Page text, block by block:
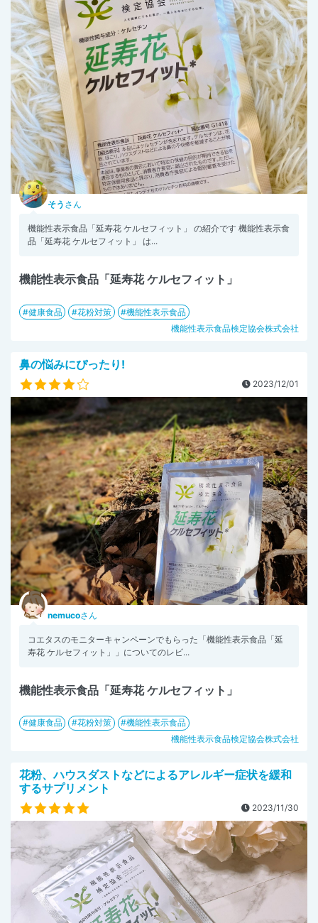
そう さん
機能性表示食品「延寿花 ケルセフィット」 の紹介です 機能性表示食
品「延寿花 ケルセフィット」 は...
機能性表示食品「延寿花 ケルセフィット」
健康食品 花粉対策
機能性表示食品
機能性表示食品検定協会株式会社
鼻の悩みにぴったり!
2023/12/01
nemucoさん
コエタスのモニターキャンペーンでもらった「機能性表示食品「延
寿花 ケルセフィット」」についてのレビ...
機能性表示食品「延寿花 ケルセフィット」
健康食品 花粉対策
機能性表示食品
機能性表示食品検定協会株式会社
花粉、ハウスダストなどによるアレルギー症状を緩和
するサプリメント
2023/11/30